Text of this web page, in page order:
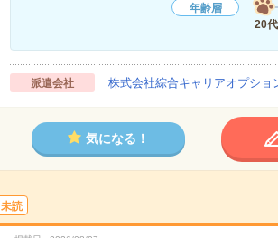
年齢層
20代
派遣会社 株式会社綜合キャリアオプシ
気になる！
未読